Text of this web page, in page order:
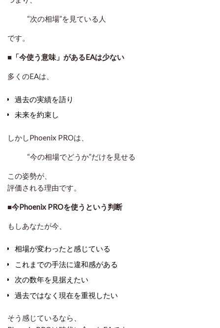
“次の相場”を見ている人
です。
■「今使う意味」があるEAは少ない
多くのEAは、
過去の実績を語り
未来を約束し
しかしPhoenix PROは、
“今の相場でどうか”だけを見せる
この姿勢が、
評価される理由です。
■今Phoenix PROを使うという判断
もしあなたが今、
相場が変わったと感じている
これまでの手法に違和感がある
次の数年を見据えたい
過去ではなく現在を重視したい
そう感じているなら、